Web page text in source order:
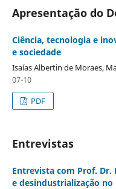
Apresentação do
Ciência, tecnologia e
e sociedade
Isaías Albertin de Moraes,
07-10
PDF
Entrevistas
Entrevista com Prof.
e desindustrialização no